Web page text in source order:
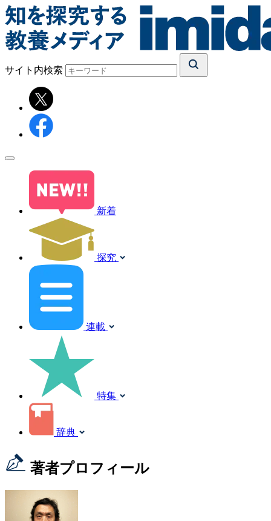
サイト内検索
新着
探究
連載
特集
辞典
著者プロフィール